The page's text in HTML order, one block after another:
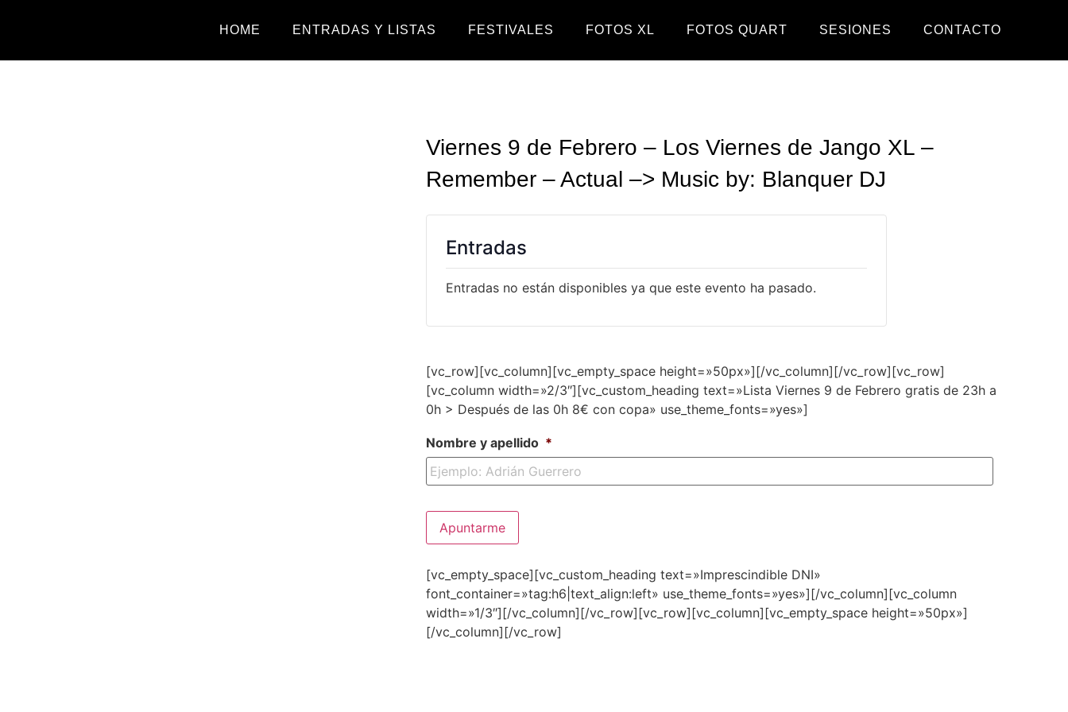
HOME ENTRADAS Y LISTAS FESTIVALES FOTOS XL FOTOS QUART SESIONES CONTACTO
Viernes 9 de Febrero – Los Viernes de Jango XL –
Remember – Actual –> Music by: Blanquer DJ
Entradas
Entradas no están disponibles ya que este evento ha pasado.
[vc_row][vc_column][vc_empty_space height=»50px»][/vc_column][/vc_row][vc_row]
[vc_column width=»2/3″][vc_custom_heading text=»Lista Viernes 9 de Febrero gratis de 23h a
0h > Después de las 0h 8€ con copa» use_theme_fonts=»yes»]
Nombre y apellido *
[vc_empty_space][vc_custom_heading text=»Imprescindible DNI»
font_container=»tag:h6|text_align:left» use_theme_fonts=»yes»][/vc_column][vc_column
width=»1/3″][/vc_column][/vc_row][vc_row][vc_column][vc_empty_space height=»50px»]
[/vc_column][/vc_row]